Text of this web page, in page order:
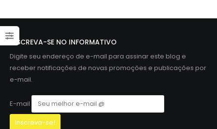
INSCREVA-SE NO INFORMATIVO
Digite seu endereço de e-mail para assinar este blog e
receber notificações de novas promoções e publicações por
e-mail.
E-mail